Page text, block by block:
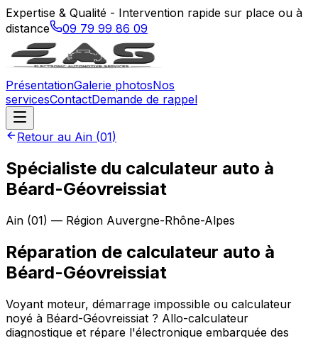
Expertise & Qualité - Intervention rapide sur place ou à
distance
09 79 99 86 09
PrésentationGalerie photosNos
servicesContactDemande de rappel
Retour au Ain (01)
Spécialiste du calculateur auto à
Béard-Géovreissiat
Ain (01) — Région Auvergne-Rhône-Alpes
Réparation de calculateur auto à
Béard-Géovreissiat
Voyant moteur, démarrage impossible ou calculateur
noyé à Béard-Géovreissiat ? Allo-calculateur
diagnostique et répare l'électronique embarquée des